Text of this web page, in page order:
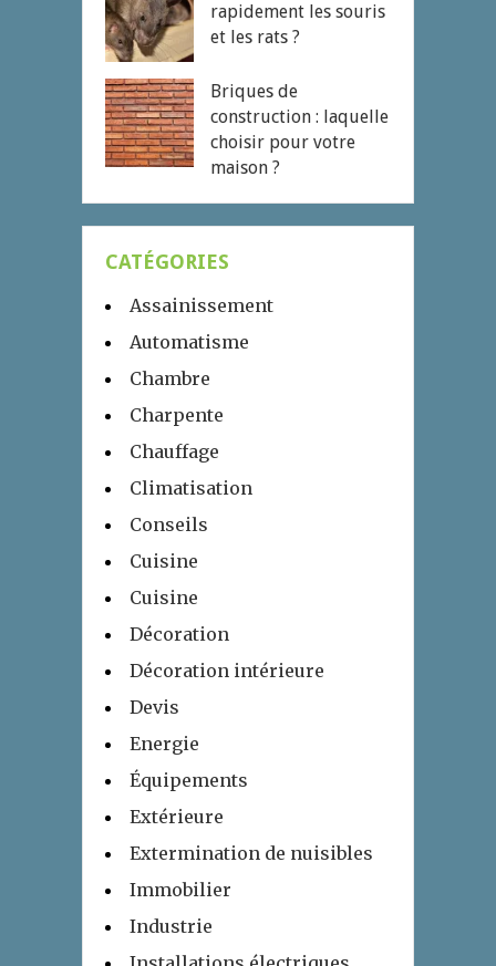
rapidement les souris
et les rats ?
Briques de
construction : laquelle
choisir pour votre
maison ?
CATÉGORIES
Assainissement
Automatisme
Chambre
Charpente
Chauffage
Climatisation
Conseils
Cuisine
Cuisine
Décoration
Décoration intérieure
Devis
Energie
Équipements
Extérieure
Extermination de nuisibles
Immobilier
Industrie